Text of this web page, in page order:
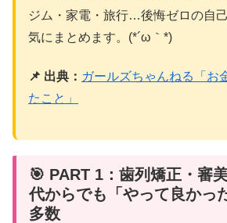
ジム・家電・旅行…後悔ゼロの自
気にまとめます。(*´ω｀*)
📌 出典： ガールズちゃんねる「お
たこと」
🎯 PART 1：歯列矯正・審
代からでも「やって良かっ
多数